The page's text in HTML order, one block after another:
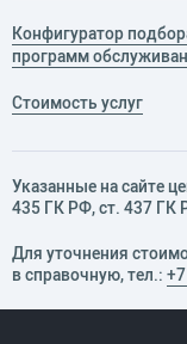
Конфигуратор
программ
Стоимость услуг
Указанные на сайте
435 ГК РФ, cт. 437 ГК
Для уточнения
в справочную, тел.: